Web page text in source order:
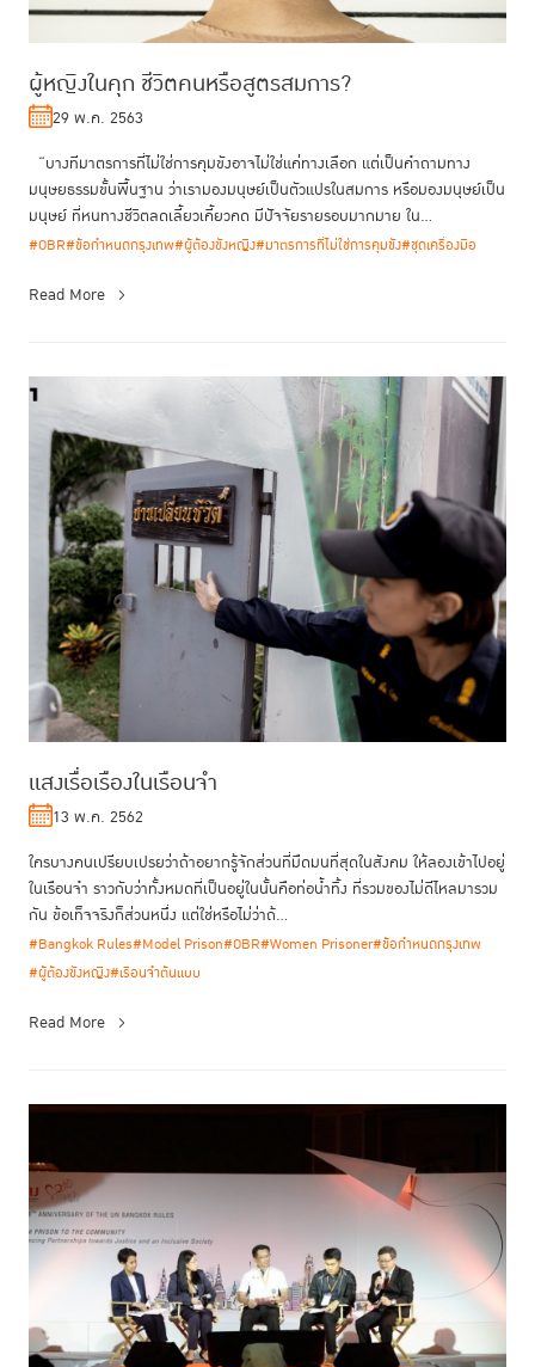
ผู้หญิงในคุก ชีวิตคนหรือสูตรสมการ?
29 พ.ค. 2563
“บางทีมาตรการที่ไม่ใช่การคุมขังอาจไม่ใช่แค่ทางเลือก แต่เป็นคำถามทาง
มนุษยธรรมขั้นพื้นฐาน ว่าเรามองมนุษย์เป็นตัวแปรในสมการ หรือมองมนุษย์เป็น
มนุษย์ ที่หนทางชีวิตลดเลี้ยวเคี้ยวคด มีปัจจัยรายรอบมากมาย ใน...
#OBR#ข้อกำหนดกรุงเทพ#ผู้ต้องขังหญิง#มาตรการที่ไม่ใช่การคุมขัง#ชุดเครื่องมือ
Read More
แสงเรื่อเรืองในเรือนจำ
13 พ.ค. 2562
ใครบางคนเปรียบเปรยว่าถ้าอยากรู้จักส่วนที่มืดมนที่สุดในสังคม ให้ลองเข้าไปอยู่
ในเรือนจำ ราวกับว่าทั้งหมดที่เป็นอยู่ในนั้นคือท่อน้ำทิ้ง ที่รวมของไม่ดีไหลมารวม
กัน ข้อเท็จจริงก็ส่วนหนึ่ง แต่ใช่หรือไม่ว่าถ้...
#Bangkok Rules#Model Prison#OBR#Women Prisoner#ข้อกำหนดกรุงเทพ
#ผู้ต้องขังหญิง#เรือนจำต้นแบบ
Read More